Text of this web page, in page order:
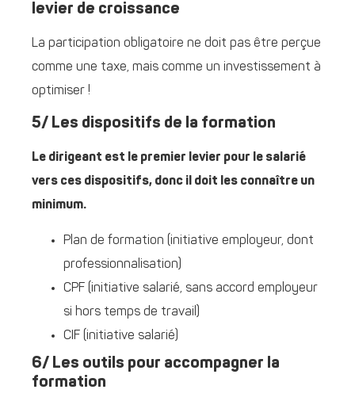
levier de croissance
La participation obligatoire ne doit pas être perçue
comme une taxe, mais comme un investissement à
optimiser !
5/ Les dispositifs de la formation
Le dirigeant est le premier levier pour le salarié
vers ces dispositifs, donc il doit les connaître un
minimum.
Plan de formation (initiative employeur, dont
professionnalisation)
CPF (initiative salarié, sans accord employeur
si hors temps de travail)
CIF (initiative salarié)
6/ Les outils pour accompagner la
formation